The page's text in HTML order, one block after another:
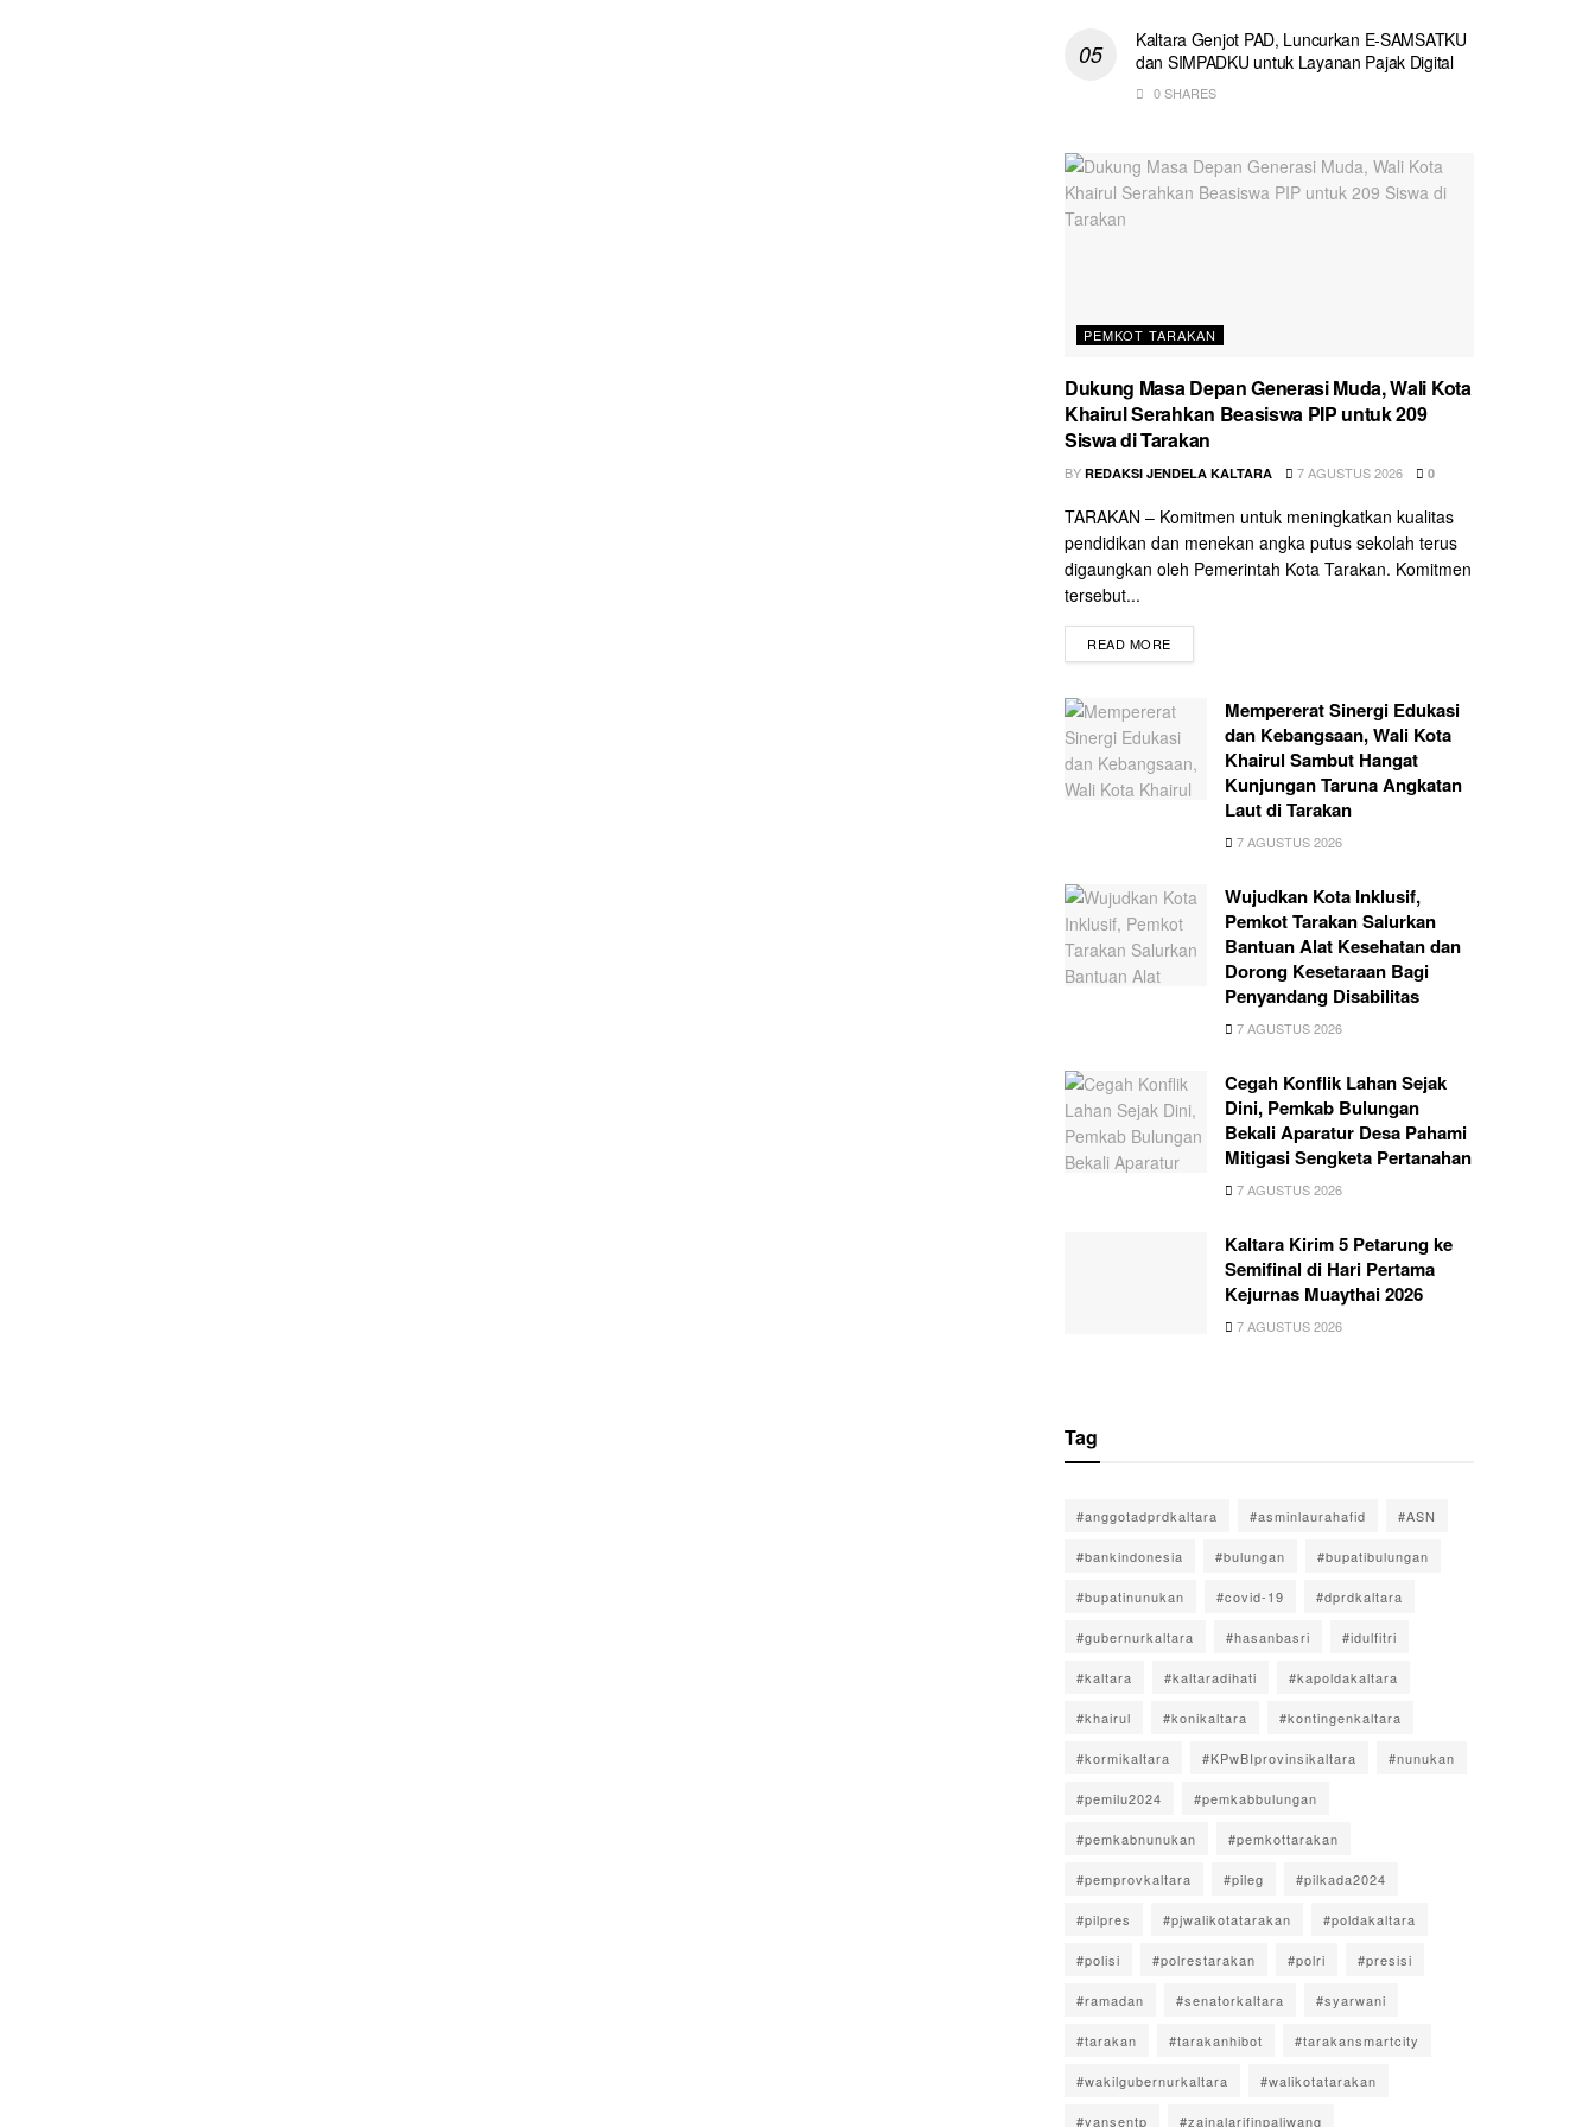
Kaltara Genjot PAD, Luncurkan E-SAMSATKU
dan SIMPADKU untuk Layanan Pajak Digital
0 SHARES
PEMKOT TARAKAN
Dukung Masa Depan Generasi Muda, Wali Kota
Khairul Serahkan Beasiswa PIP untuk 209
Siswa di Tarakan
BY REDAKSI JENDELA KALTARA 7 AGUSTUS 2026 0
TARAKAN – Komitmen untuk meningkatkan kualitas
pendidikan dan menekan angka putus sekolah terus
digaungkan oleh Pemerintah Kota Tarakan. Komitmen
tersebut...
READ MORE
Mempererat Sinergi Edukasi
dan Kebangsaan, Wali Kota
Khairul Sambut Hangat
Kunjungan Taruna Angkatan
Laut di Tarakan
7 AGUSTUS 2026
Wujudkan Kota Inklusif,
Pemkot Tarakan Salurkan
Bantuan Alat Kesehatan dan
Dorong Kesetaraan Bagi
Penyandang Disabilitas
7 AGUSTUS 2026
Cegah Konflik Lahan Sejak
Dini, Pemkab Bulungan
Bekali Aparatur Desa Pahami
Mitigasi Sengketa Pertanahan
7 AGUSTUS 2026
Kaltara Kirim 5 Petarung ke
Semifinal di Hari Pertama
Kejurnas Muaythai 2026
7 AGUSTUS 2026
Tag
#anggotadprdkaltara #asminlaurahafid #ASN
#bankindonesia #bulungan #bupatibulungan
#bupatinunukan #covid-19 #dprdkaltara
#gubernurkaltara #hasanbasri #idulfitri
#kaltara #kaltaradihati #kapoldakaltara
#khairul #konikaltara #kontingenkaltara
#kormikaltara #KPwBIprovinsikaltara #nunukan
#pemilu2024 #pemkabbulungan
#pemkabnunukan #pemkottarakan
#pemprovkaltara #pileg #pilkada2024
#pilpres #pjwalikotatarakan #poldakaltara
#polisi #polrestarakan #polri #presisi
#ramadan #senatorkaltara #syarwani
#tarakan #tarakanhibot #tarakansmartcity
#wakilgubernurkaltara #walikotatarakan
#yansentp #zainalarifinpaliwang